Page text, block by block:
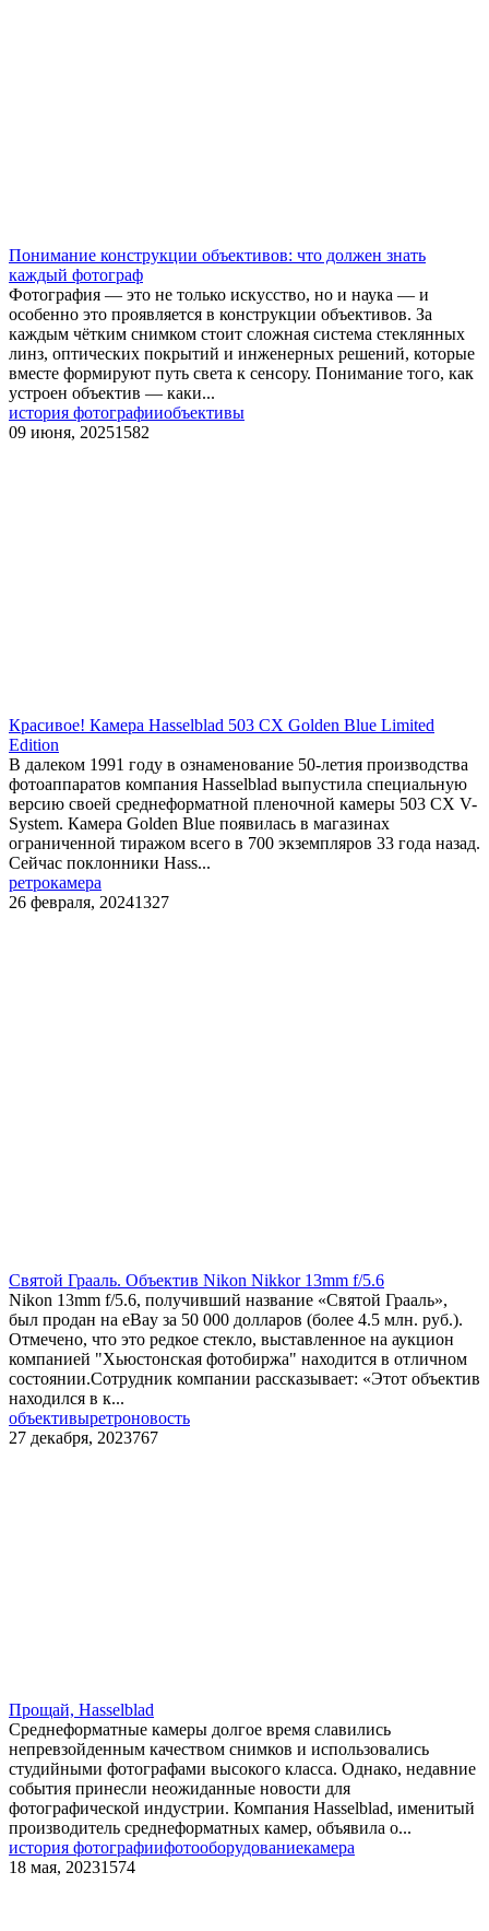
Понимание конструкции объективов: что должен знать
каждый фотограф
Фотография — это не только искусство, но и наука — и
особенно это проявляется в конструкции объективов. За
каждым чётким снимком стоит сложная система стеклянных
линз, оптических покрытий и инженерных решений, которые
вместе формируют путь света к сенсору. Понимание того, как
устроен объектив — каки...
история фотографииобъективы
09 июня, 20251582
Красивое! Камера Hasselblad 503 CX Golden Blue Limited
Edition
В далеком 1991 году в ознаменование 50-летия производства
фотоаппаратов компания Hasselblad выпустила специальную
версию своей среднеформатной пленочной камеры 503 CX V-
System. Камера Golden Blue появилась в магазинах
ограниченной тиражом всего в 700 экземпляров 33 года назад.
Сейчас поклонники Hass...
ретрокамера
26 февраля, 20241327
Святой Грааль. Объектив Nikon Nikkor 13mm f/5.6
Nikon 13mm f/5.6, получивший название «Святой Грааль»,
был продан на eBay за 50 000 долларов (более 4.5 млн. руб.).
Отмечено, что это редкое стекло, выставленное на аукцион
компанией "Хьюстонская фотобиржа" находится в отличном
состоянии.Сотрудник компании рассказывает: «Этот объектив
находился в к...
объективыретроновость
27 декабря, 2023767
Прощай, Hasselblad
Среднеформатные камеры долгое время славились
непревзойденным качеством снимков и использовались
студийными фотографами высокого класса. Однако, недавние
события принесли неожиданные новости для
фотографической индустрии. Компания Hasselblad, именитый
производитель среднеформатных камер, объявила о...
история фотографиифотооборудованиекамера
18 мая, 20231574